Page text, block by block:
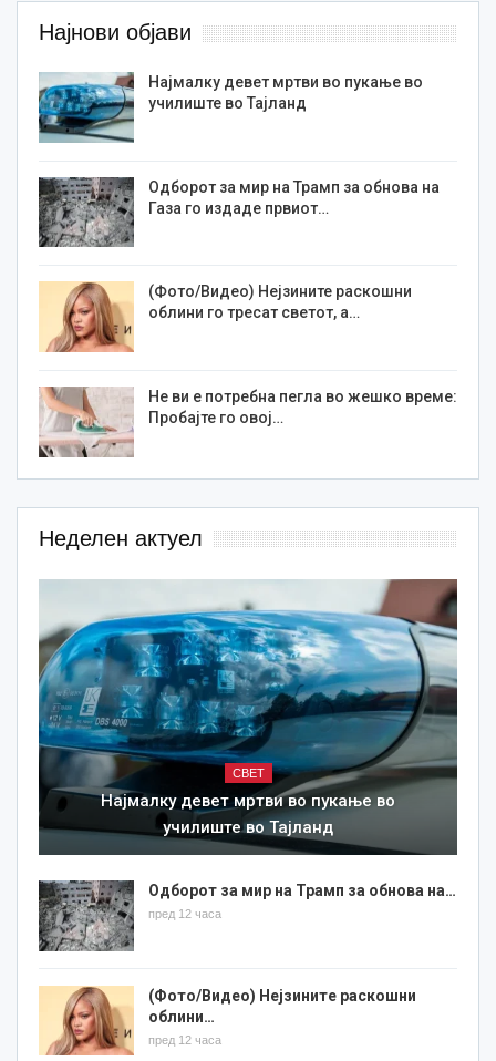
Најнови објави
Најмалку девет мртви во пукање во
училиште во Тајланд
Одборот за мир на Трамп за обнова на
Газа го издаде првиот…
(Фото/Видео) Нејзините раскошни
облини го тресат светот, а…
Не ви е потребна пегла во жешко време:
Пробајте го овој…
Неделен актуел
СВЕТ
Најмалку девет мртви во пукање во
училиште во Тајланд
Одборот за мир на Трамп за обнова на…
пред 12 часа
(Фото/Видео) Нејзините раскошни
облини…
пред 12 часа